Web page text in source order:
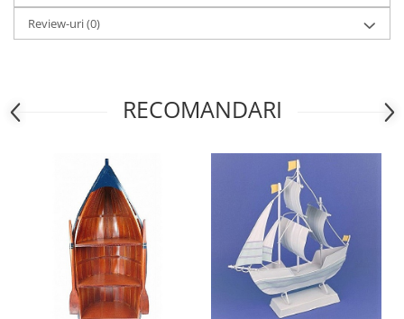
Review-uri(0)
RECOMANDARI